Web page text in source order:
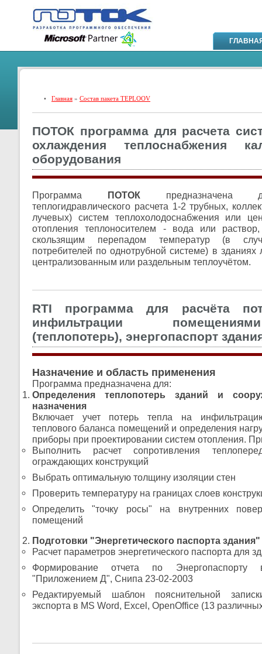
• Главная » Состав пакета TEPLOOV
ПОТОК программа для расчета
охлаждения теплоснабжения
оборудования
Программа ПОТОКпредназначена
теплогидравлического расчета 1-2 трубных,
лучевых) систем теплохолодоснабжения или
отопления теплоносителем - вода или
скользящим перепадом температур (в
потребителей по однотрубной системе) в зданиях
централизованным или раздельным теплоучётом.
RTI программа для расчёта
инфильтрации
(теплопотерь), энергопаспорт
Назначение и область применения
Программа предназначена для:
Определения теплопотерь зданий и
назначения
Включает учет потерь тепла на
теплового баланса помещений и определения
приборы при проектировании систем отопления.
Выполнить расчет сопротивления
ограждающих конструкций
Выбрать оптимальную толщину изоляции стен
Проверить температуру на границах слоев
Определить "точку росы" на внутренних
помещений
Подготовки "Энергетического паспорта здания"
Расчет параметров энергетического паспорта для
Формирование отчета по Энергопаспорту
"Приложением Д", Снипа 23-02-2003
Редактируемый шаблон пояснительной
экспорта в MS Word, Excel, OpenOffice (13